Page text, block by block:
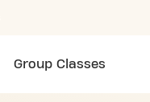
Group Classes